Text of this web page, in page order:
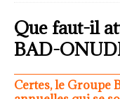
Que faut-il
BAD-
Certes, le Groupe